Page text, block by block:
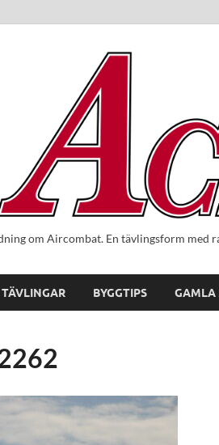
om Aircombat. En tävlingsform med
TÄVLINGAR BYGGTIPS GAMLA